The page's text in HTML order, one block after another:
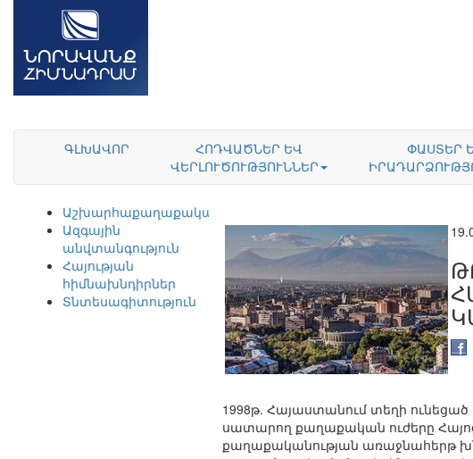
ԳԼԽԱՎՈՐ
ՀՈԴՎԱԾՆԵՐ ԵՎ
ՎԵՐԼՈՒԾՈՒԹՅՈՒՆՆԵՐ
ՓԱՍՏԵՐ
Աշխարհաքաղաքականություն
Ազգային
անվտանգություն
Հայության
հիմնախնդիրներ
Տնտեսագիտություն
1998թ. Հայաստանում տեղի
սատարող քաղաքական ուժերը
քաղաքականության առաջնահերթ